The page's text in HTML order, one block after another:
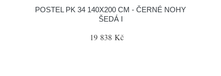
POSTEL PK 34 140X200 CM - ČERNÉ NOHY
ŠEDÁ I
19 838 Kč